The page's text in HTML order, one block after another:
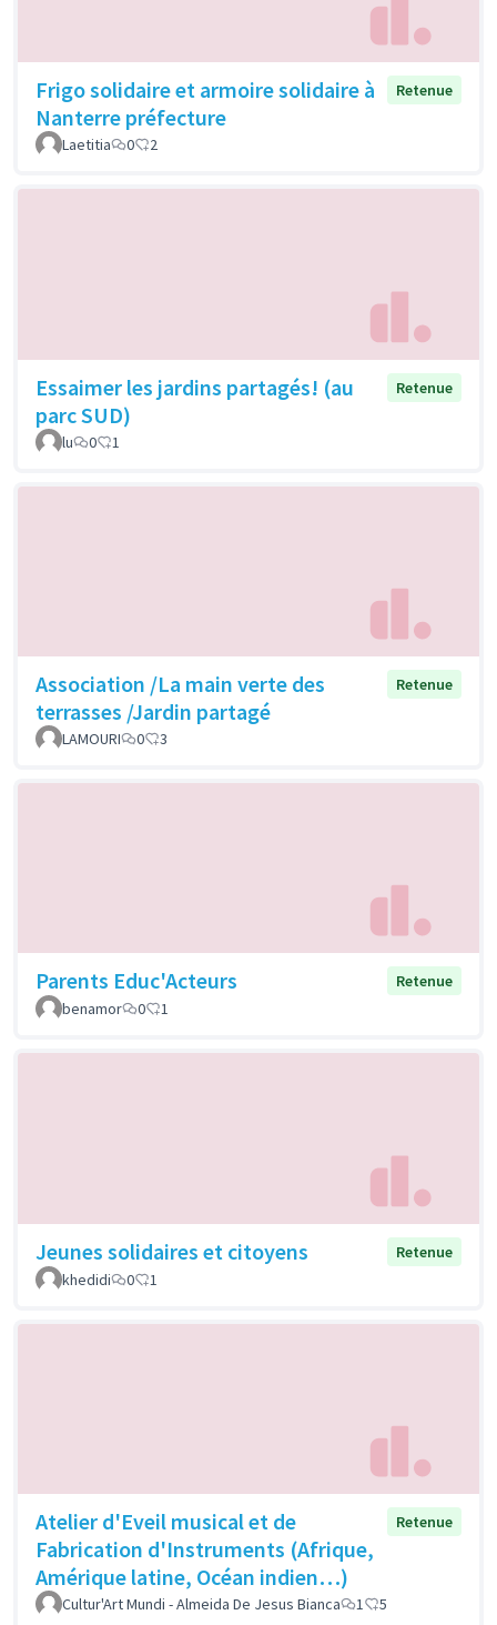
Frigo solidaire et armoire solidaire à
Nanterre préfecture
Retenue
Laetitia 0 2
Essaimer les jardins partagés! (au
parc SUD)
Retenue
lu 0 1
Association /La main verte des
terrasses /Jardin partagé
Retenue
LAMOURI 0 3
Parents Educ'Acteurs
Retenue
benamor
0 1
Jeunes solidaires et citoyens
Retenue
khedidi
0 1
Atelier d'Eveil musical et de
Fabrication d'Instruments (Afrique,
Amérique latine, Océan indien…)
Retenue
Cultur'Art Mundi - Almeida De Jesus Bianca 1 5